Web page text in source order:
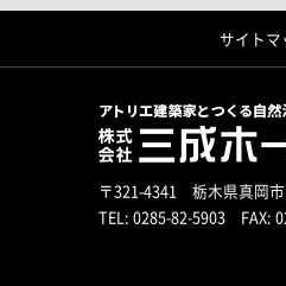
サイトマ
〒321-4341 栃木県真岡
TEL: 0285-82-5903FAX: